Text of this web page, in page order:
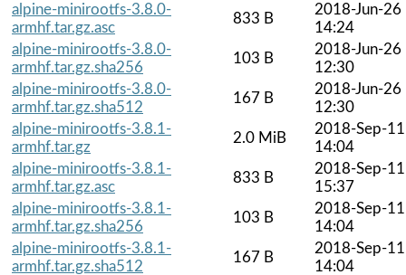
alpine-minirootfs-3.8.0-
armhf.tar.gz.asc
833 B
2018-Jun-26
14:24
alpine-minirootfs-3.8.0-
armhf.tar.gz.sha256
103 B
2018-Jun-26
12:30
alpine-minirootfs-3.8.0-
armhf.tar.gz.sha512
167 B
2018-Jun-26
12:30
alpine-minirootfs-3.8.1-
armhf.tar.gz
2.0 MiB
2018-Sep-11
14:04
alpine-minirootfs-3.8.1-
armhf.tar.gz.asc
833 B
2018-Sep-11
15:37
alpine-minirootfs-3.8.1-
armhf.tar.gz.sha256
103 B
2018-Sep-11
14:04
alpine-minirootfs-3.8.1-
armhf.tar.gz.sha512
167 B
2018-Sep-11
14:04